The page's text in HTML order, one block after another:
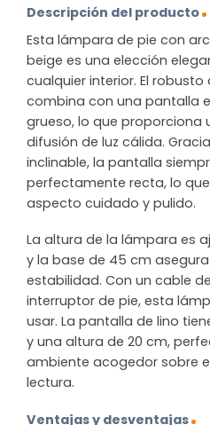
Descripción del producto
Esta lámpara de pie con
beige es una elección
cualquier interior. El
combina con una pantalla
grueso, lo que proporciona
difusión de luz cálida.
inclinable, la pantalla
perfectamente recta, lo
aspecto cuidado y pulido.
La altura de la lámpara es
y la base de 45 cm
estabilidad. Con un cable
interruptor de pie, esta
usar. La pantalla de lino
y una altura de 20 cm,
ambiente acogedor sobre
lectura.
Ventajas y desventajas